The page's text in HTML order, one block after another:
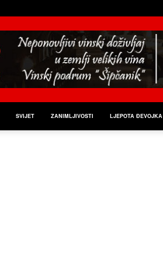
SVIJET ZANIMLJIVOSTI LJEPOTA ĐEVOJKA